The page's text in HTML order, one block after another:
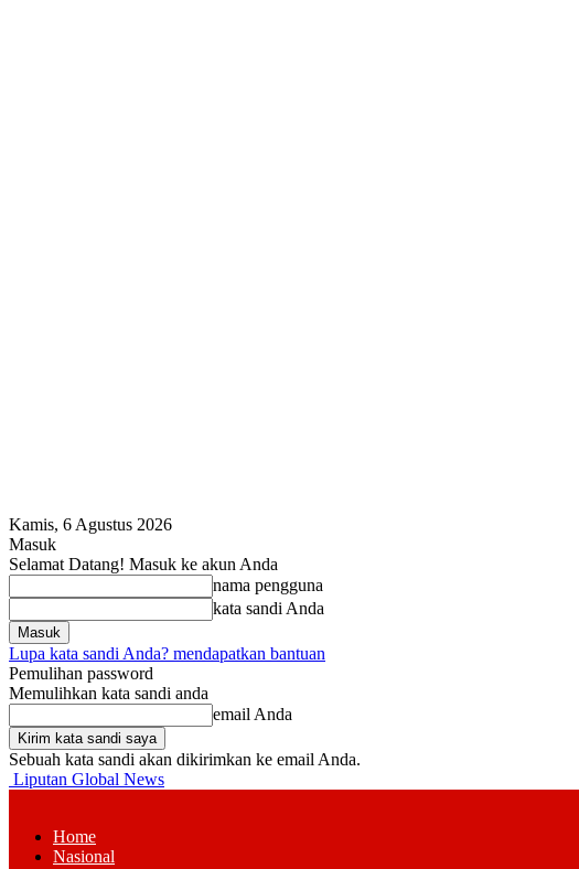
Kamis, 6 Agustus 2026
Masuk
Selamat Datang! Masuk ke akun Anda
nama pengguna
kata sandi Anda
Lupa kata sandi Anda? mendapatkan bantuan
Pemulihan password
Memulihkan kata sandi anda
email Anda
Sebuah kata sandi akan dikirimkan ke email Anda.
Liputan Global News
Home
Nasional